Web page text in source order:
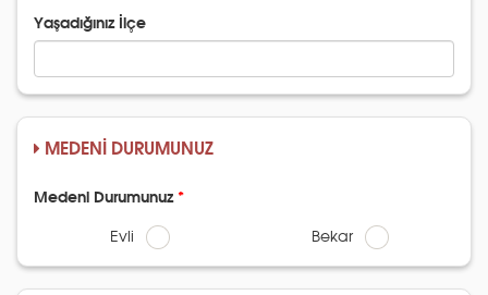
Yaşadığınız İlçe
MEDENİ DURUMUNUZ
Medeni Durumunuz
Evli Bekar